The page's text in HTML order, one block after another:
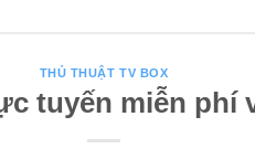
THỦ THUẬT TV BOX
tuyến miễn phí